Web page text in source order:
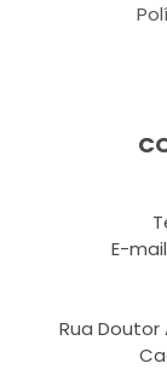
E-
Rua Doutor